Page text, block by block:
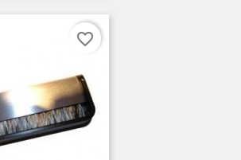
favorite_border